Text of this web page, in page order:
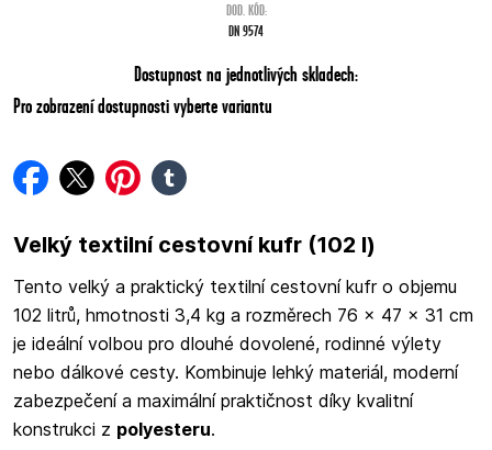
DOD. KÓD:
DN 9574
Dostupnost na jednotlivých skladech:
Pro zobrazení dostupnosti vyberte variantu
facebook
twitterpinterest
tumblr
Velký textilní cestovní kufr (102 l)
Tento velký a praktický textilní cestovní kufr o objemu
102 litrů, hmotnosti 3,4 kg a rozměrech 76 x 47 x 31 cm
je ideální volbou pro dlouhé dovolené, rodinné výlety
nebo dálkové cesty. Kombinuje lehký materiál, moderní
zabezpečení a maximální praktičnost díky kvalitní
konstrukci z polyesteru.